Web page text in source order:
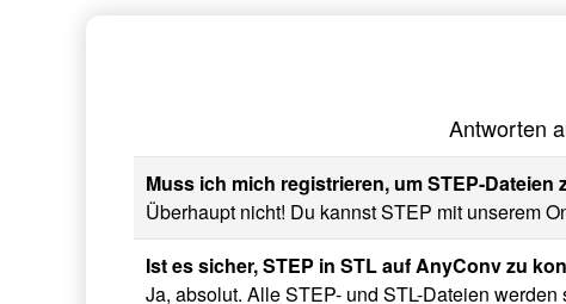
Antworten
Muss ich mich registrieren, um STEP-Dateien
Überhaupt nicht! Du kannst STEP mit unserem
Ist es sicher, STEP in STL auf AnyConv zu
Ja, absolut. Alle STEP- und STL-Dateien